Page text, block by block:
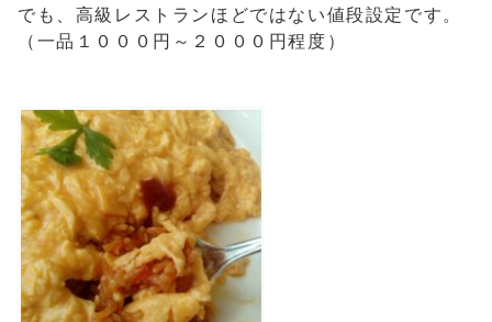
でも、高級レストランほどではない値段設定です。
（一品１０００円～２０００円程度）